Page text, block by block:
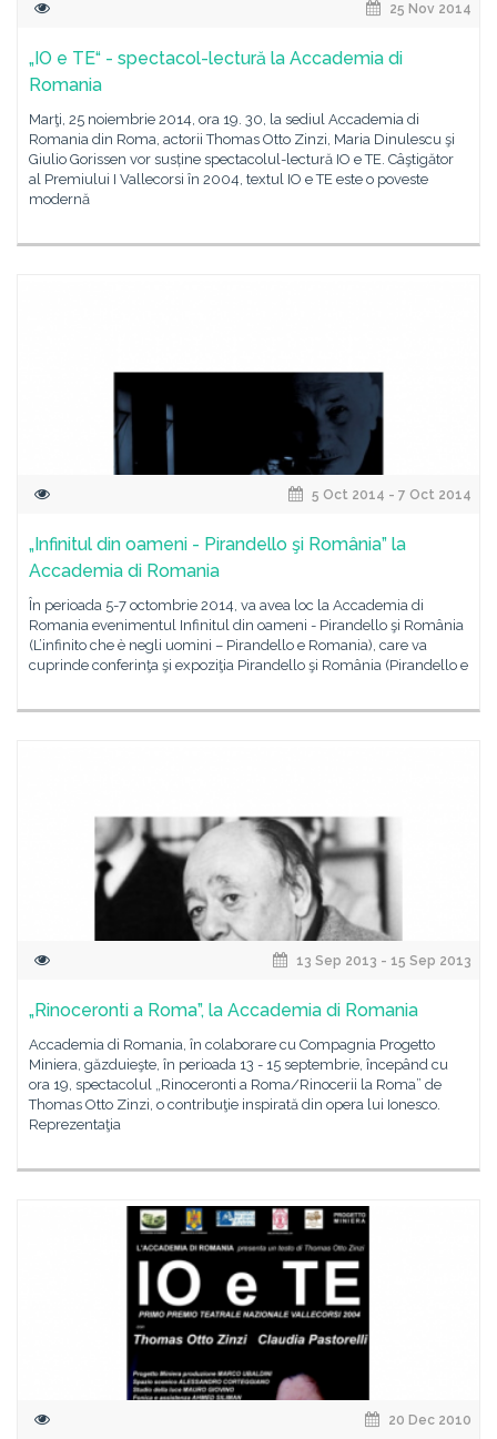
25 Nov 2014
„IO e TE“ - spectacol-lectură la Accademia di
Romania
Marţi, 25 noiembrie 2014, ora 19. 30, la sediul Accademia di
Romania din Roma, actorii Thomas Otto Zinzi, Maria Dinulescu şi
Giulio Gorissen vor susține spectacolul-lectură IO e TE. Câştigător
al Premiului I Vallecorsi în 2004, textul IO e TE este o poveste
modernă
5 Oct 2014 - 7 Oct 2014
„Infinitul din oameni - Pirandello şi România” la
Accademia di Romania
În perioada 5-7 octombrie 2014, va avea loc la Accademia di
Romania evenimentul Infinitul din oameni - Pirandello şi România
(L’infinito che è negli uomini – Pirandello e Romania), care va
cuprinde conferinţa şi expoziţia Pirandello şi România (Pirandello e
13 Sep 2013 - 15 Sep 2013
„Rinoceronti a Roma”, la Accademia di Romania
Accademia di Romania, în colaborare cu Compagnia Progetto
Miniera, găzduieşte, în perioada 13 - 15 septembrie, începând cu
ora 19, spectacolul „Rinoceronti a Roma/Rinocerii la Roma” de
Thomas Otto Zinzi, o contribuţie inspirată din opera lui Ionesco.
Reprezentaţia
20 Dec 2010